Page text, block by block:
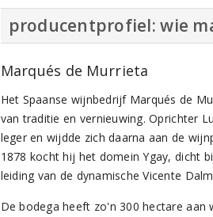
producentprofiel: wie
Marqués de Murrieta
Het Spaanse wijnbedrijf Marqués de
van traditie en vernieuwing. Oprichter
leger en wijdde zich daarna aan de
1878 kocht hij het domein Ygay, dicht
leiding van de dynamische Vicente
De bodega heeft zo'n 300 hectare